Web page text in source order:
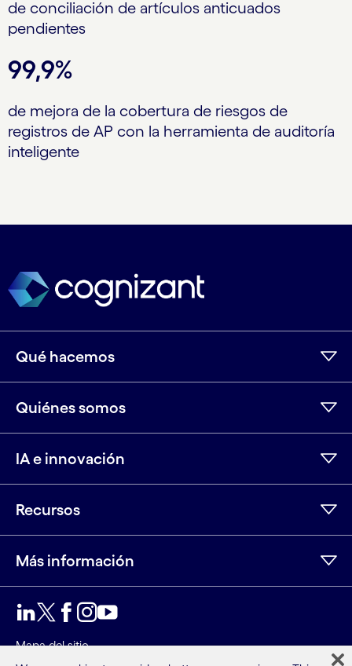
de conciliación de artículos anticuados
pendientes
99,9%
de mejora de la cobertura de riesgos de
registros de AP con la herramienta de auditoría
inteligente
Qué hacemos
Quiénes somos
IA e innovación
Recursos
Más información
Mapa del sitio